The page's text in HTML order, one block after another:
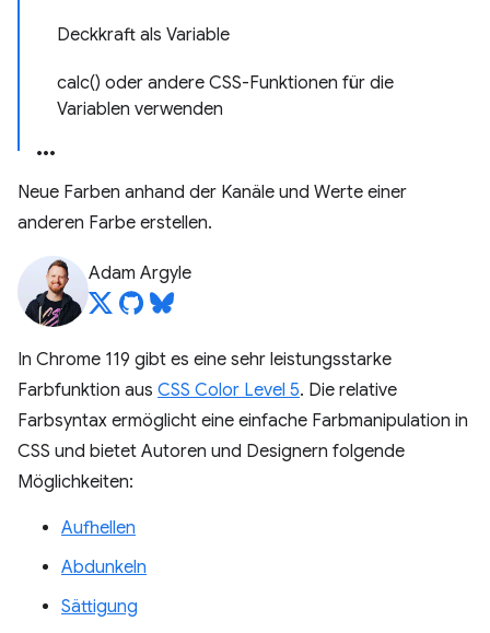
Deckkraft als Variable
calc() oder andere CSS-Funktionen für die
Variablen verwenden
Neue Farben anhand der Kanäle und Werte einer
anderen Farbe erstellen.
Adam Argyle
In Chrome 119 gibt es eine sehr leistungsstarke
Farbfunktion aus CSS Color Level 5. Die relative
Farbsyntax ermöglicht eine einfache Farbmanipulation in
CSS und bietet Autoren und Designern folgende
Möglichkeiten:
Aufhellen
Abdunkeln
Sättigung